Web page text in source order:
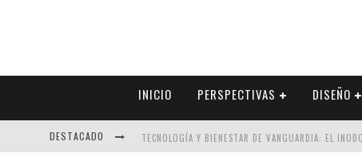
INICIO PERSPECTIVAS DISEÑO
DESTACADO TECNOLOGÍA Y BIENESTAR DE VANGUARDIA: EL